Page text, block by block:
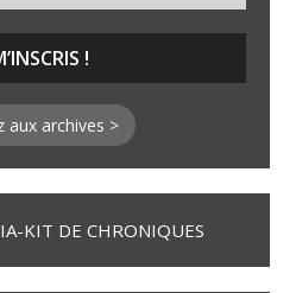
aux archives >
KIT DE CHRONIQUES